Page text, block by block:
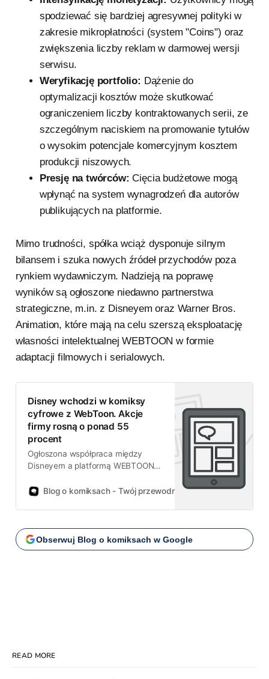
spodziewać się bardziej agresywnej polityki w
zakresie mikropłatności (system "Coins") oraz
zwiększenia liczby reklam w darmowej wersji
serwisu.
Weryfikację portfolio: Dążenie do
optymalizacji kosztów może skutkować
ograniczeniem liczby kontraktowanych serii, ze
szczególnym naciskiem na promowanie tytułów
o wysokim potencjale komercyjnym kosztem
produkcji niszowych.
Presję na twórców: Cięcia budżetowe mogą
wpłynąć na system wynagrodzeń dla autorów
publikujących na platformie.
Mimo trudności, spółka wciąż dysponuje silnym
bilansem i szuka nowych źródeł przychodów poza
rynkiem wydawniczym. Nadzieją na poprawę
wyników są ogłoszone niedawno partnerstwa
strategiczne, m.in. z Disneyem oraz Warner Bros.
Animation, które mają na celu szerszą eksploatację
własności intelektualnej WEBTOON w formie
adaptacji filmowych i serialowych.
Disney wchodzi w komiksy
cyfrowe z WebToon. Akcje
firmy rosną o ponad 55
procent
Ogłoszona współpraca między
Disneyem a platformą WEBTOON
giełdzie. Akcje koreańskiej spółki
rynek komiksów cyfrowych może
Blog o komiksach - Twój przewodnik po świecie komiksów!
Obserwuj Blog o komiksach w Google
READ MORE